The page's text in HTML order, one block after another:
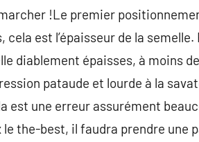
!Le premier
est l’épaisseur de la
diablement épaisses, à moins
pataude et lourde à la
est une erreur assurément
the-best, il faudra prendre une